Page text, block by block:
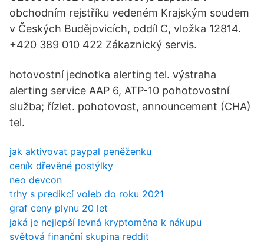
obchodním rejstříku vedeném Krajským soudem
v Českých Budějovicích, oddíl C, vložka 12814.
+420 389 010 422 Zákaznický servis.
hotovostní jednotka alerting tel. výstraha
alerting service AAP 6, ATP-10 pohotovostní
služba; řízlet. pohotovost, announcement (CHA)
tel.
jak aktivovat paypal peněženku
ceník dřevěné postýlky
neo devcon
trhy s predikcí voleb do roku 2021
graf ceny plynu 20 let
jaká je nejlepší levná kryptoměna k nákupu
světová finanční skupina reddit